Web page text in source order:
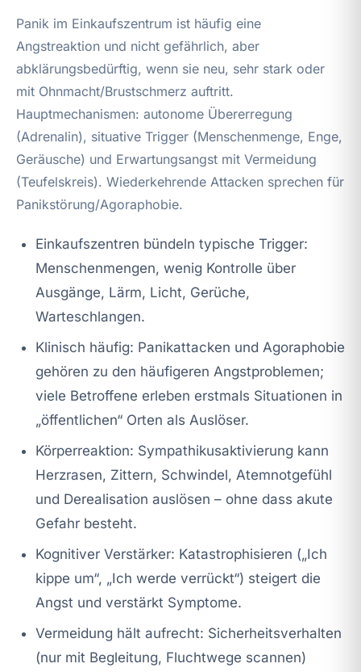
Panik im Einkaufszentrum ist häufig eine
Angstreaktion und nicht gefährlich, aber
abklärungsbedürftig, wenn sie neu, sehr stark oder
mit Ohnmacht/Brustschmerz auftritt.
Hauptmechanismen: autonome Übererregung
(Adrenalin), situative Trigger (Menschenmenge, Enge,
Geräusche) und Erwartungsangst mit Vermeidung
(Teufelskreis). Wiederkehrende Attacken sprechen für
Panikstörung/Agoraphobie.
Einkaufszentren bündeln typische Trigger:
Menschenmengen, wenig Kontrolle über
Ausgänge, Lärm, Licht, Gerüche,
Warteschlangen.
Klinisch häufig: Panikattacken und Agoraphobie
gehören zu den häufigeren Angstproblemen;
viele Betroffene erleben erstmals Situationen in
„öffentlichen“ Orten als Auslöser.
Körperreaktion: Sympathikusaktivierung kann
Herzrasen, Zittern, Schwindel, Atemnotgefühl
und Derealisation auslösen – ohne dass akute
Gefahr besteht.
Kognitiver Verstärker: Katastrophisieren („Ich
kippe um“, „Ich werde verrückt“) steigert die
Angst und verstärkt Symptome.
Vermeidung hält aufrecht: Sicherheitsverhalten
(nur mit Begleitung, Fluchtwege scannen)